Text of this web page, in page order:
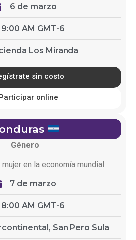
6 de marzo
9:00 AM GMT-6
Los Miranda
sin costo
Participar online
Género
en la economía mundial​
7 de marzo
8:00 AM GMT-6
San Pero Sula